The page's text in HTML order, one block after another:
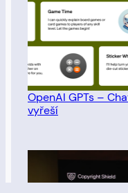
OpenAI GPTs –
vyřeší